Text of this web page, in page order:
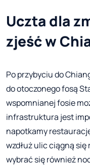
Uczta dla
zjeść w
Po przybyciu do
do otoczonego fosą
wspomnianej fosie
infrastruktura jest
napotkamy
wzdłuż ulic ciągną się
wybrać się również